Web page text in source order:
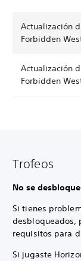
Actualización
Forbidden
Actualización
Forbidden
Trofeos
No se
Si tienes
desbloqueados,
requisitos para
Si jugaste